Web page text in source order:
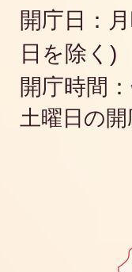
開庁日：
日を除く)
開庁時間
土曜日の